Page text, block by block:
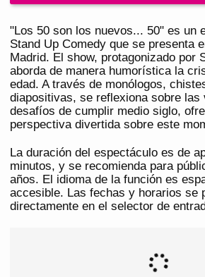
"Los 50 son los nuevos... 50" es un
Stand Up Comedy que se presenta
Madrid. El show, protagonizado por
aborda de manera humorística la
edad. A través de monólogos,
diapositivas, se reflexiona sobre las
desafíos de cumplir medio siglo,
perspectiva divertida sobre este
La duración del espectáculo es de
minutos, y se recomienda para
años. El idioma de la función es
accesible. Las fechas y horarios se
directamente en el selector de